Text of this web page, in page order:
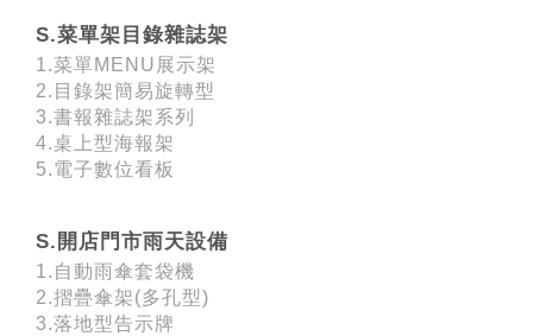
S.菜單架目錄雜誌架
1.菜單MENU展示架
2.目錄架簡易旋轉型
3.書報雜誌架系列
4.桌上型海報架
5.電子數位看板
S.開店門市雨天設備
1.自動雨傘套袋機
2.摺疊傘架(多孔型)
3.落地型告示牌